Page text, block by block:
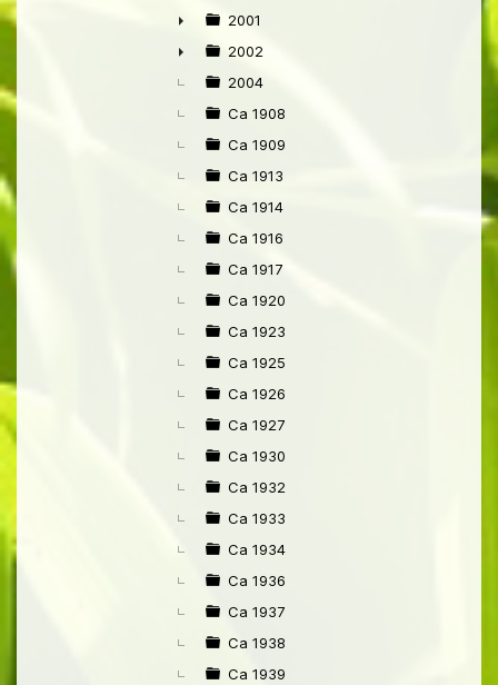
►
2001
►
2002
2004
Ca 1908
Ca 1909
Ca 1913
Ca 1914
Ca 1916
Ca 1917
Ca 1920
Ca 1923
Ca 1925
Ca 1926
Ca 1927
Ca 1930
Ca 1932
Ca 1933
Ca 1934
Ca 1936
Ca 1937
Ca 1938
Ca 1939